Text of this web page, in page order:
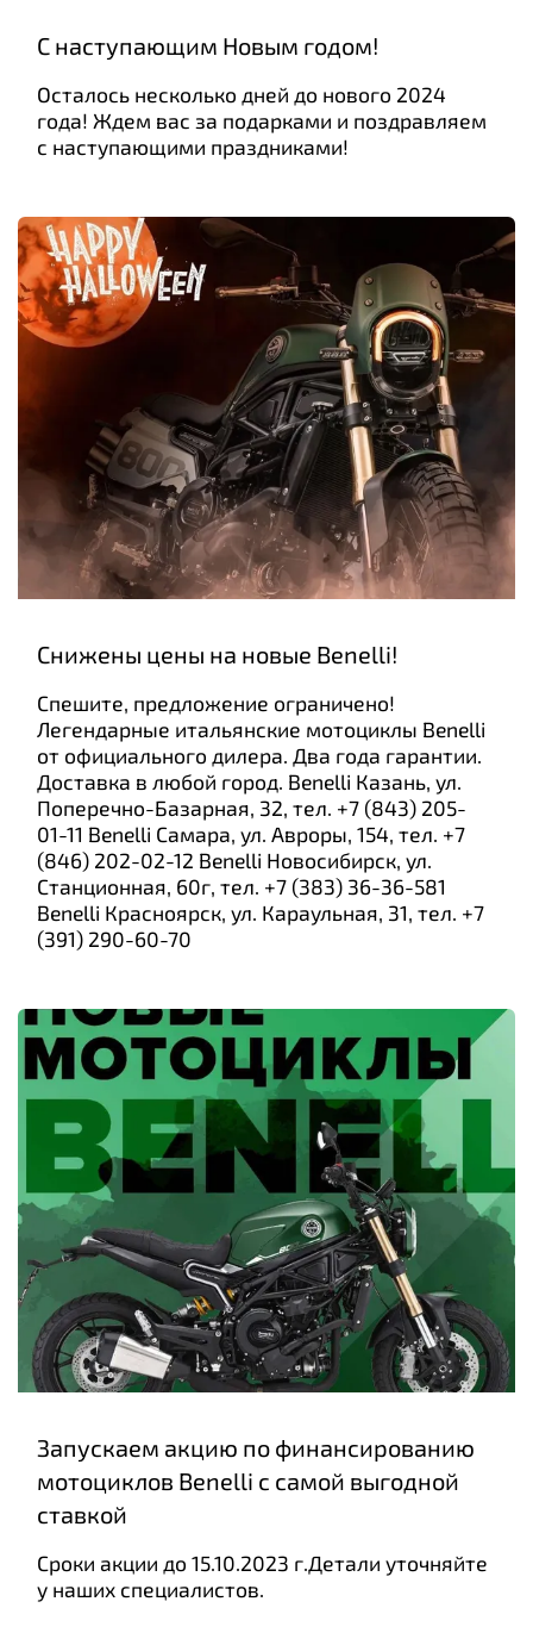
С наступающим Новым годом!
Осталось несколько дней до нового 2024
года! Ждем вас за подарками и поздравляем
с наступающими праздниками!
Снижены цены на новые Benelli!
Спешите, предложение ограничено!
Легендарные итальянские мотоциклы Benelli
от официального дилера. Два года гарантии.
Доставка в любой город. Benelli Казань, ул.
Поперечно-Базарная, 32, тел. +7 (843) 205-
01-11 Benelli Самара, ул. Авроры, 154, тел. +7
(846) 202-02-12 Benelli Новосибирск, ул.
Станционная, 60г, тел. +7 (383) 36-36-581
Benelli Красноярск, ул. Караульная, 31, тел. +7
(391) 290-60-70
Запускаем акцию по финансированию
мотоциклов Benelli с самой выгодной
ставкой
Сроки акции до 15.10.2023 г.Детали уточняйте
у наших специалистов.